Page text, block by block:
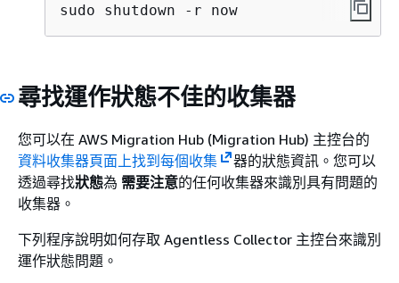
sudo shutdown -r now
尋找運作狀態不佳的收集器
您可以在 AWS Migration Hub (Migration Hub) 主控台的
資料收集器頁面上找到每個收集
器的狀態資訊。您可以
透過尋找狀態為 需要注意的任何收集器來識別具有問題的
收集器。
下列程序說明如何存取 Agentless Collector 主控台來識別
運作狀態問題。